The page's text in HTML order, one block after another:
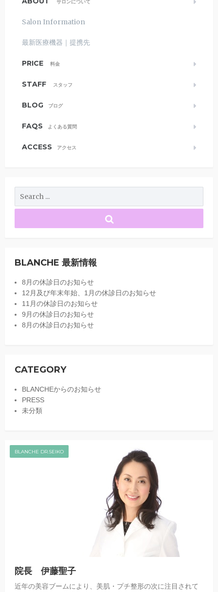
サロンについて
Salon Information
最新医療機器｜提携先
PRICE 料金
STAFF スタッフ
BLOG ブログ
FAQS よくある質問
ACCESS アクセス
BLANCHE 最新情報
8月の休診日のお知らせ
12月及び年末年始、1月の休診日のお知らせ
11月の休診日のお知らせ
9月の休診日のお知らせ
8月の休診日のお知らせ
CATEGORY
BLANCHEからのお知らせ
PRESS
未分類
BLANCHE DR.SEIKO
院長 伊藤聖子
近年の美容ブームにより、美肌・プチ整形の次に注目されて